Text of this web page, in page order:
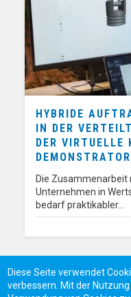
HYBRIDE
IN DER
DER VIRTUELLE
Die
Unternehmen in
bedarf praktikabler…
Diese Seite verwendet
verbessern. Mit der